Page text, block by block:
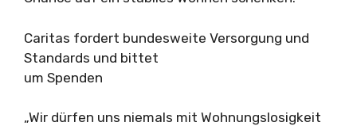
Caritas fordert bundesweite Versorgung und
Standards und bittet
um Spenden
„Wir dürfen uns niemals mit Wohnungslosigkeit